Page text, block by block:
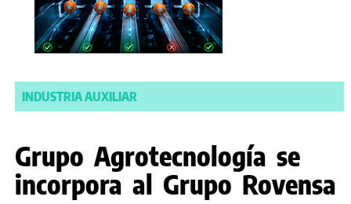
INDUSTRIA AUXILIAR
Grupo Agrotecnología se
incorpora al Grupo Rovensa